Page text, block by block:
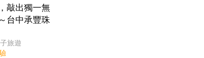
敲出獨一無
台中承豐珠
旅遊